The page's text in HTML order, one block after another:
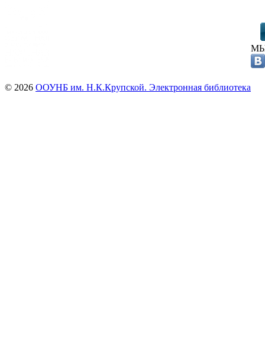
© 2026 ООУНБ им. Н.К.Крупской. Электронная библиотека